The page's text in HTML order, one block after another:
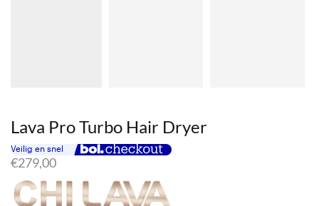
Lava Pro Turbo Hair Dryer
€279,00